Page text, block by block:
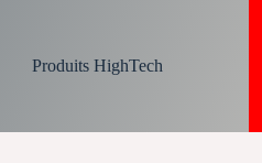
Produits HighTech